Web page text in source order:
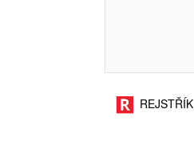
REJSTŘÍK